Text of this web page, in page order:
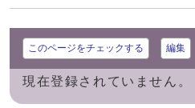
このページをチェックする 編集
現在登録されていません。